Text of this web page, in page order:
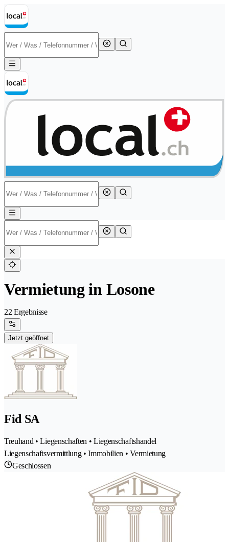
Vermietung in Losone
22 Ergebnisse
Jetzt geöffnet
Fid SA
Treuhand • Liegenschaften • Liegenschaftshandel
Liegenschaftsvermittlung • Immobilien • Vermietung
Geschlossen